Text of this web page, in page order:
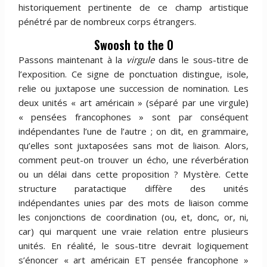
historiquement pertinente de ce champ artistique
pénétré par de nombreux corps étrangers.
Swoosh to the O
Passons maintenant à la virguledans le sous-titre de
l’exposition. Ce signe de ponctuation distingue, isole,
relie ou juxtapose une succession de nomination. Les
deux unités « art américain » (séparé par une virgule)
« pensées francophones » sont par conséquent
indépendantes l’une de l’autre ; on dit, en grammaire,
qu’elles sont juxtaposées sans mot de liaison. Alors,
comment peut-on trouver un écho, une réverbération
ou un délai dans cette proposition ? Mystère. Cette
structure paratactique diffère des unités
indépendantes unies par des mots de liaison comme
les conjonctions de coordination (ou, et, donc, or, ni,
car) qui marquent une vraie relation entre plusieurs
unités. En réalité, le sous-titre devrait logiquement
s’énoncer « art américain ET pensée francophone »